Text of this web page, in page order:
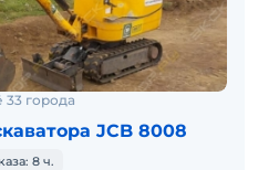
города
JCB 8008
8 ч.